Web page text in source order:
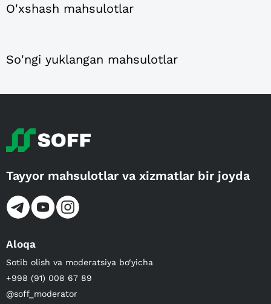
O'xshash mahsulotlar
So'ngi yuklangan mahsulotlar
Tayyor mahsulotlar va xizmatlar bir joyda
Aloqa
Sotib olish va moderatsiya bo‘yicha
+998 (91) 008 67 89
@soff_moderator